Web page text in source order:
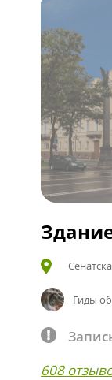
Гиды
608